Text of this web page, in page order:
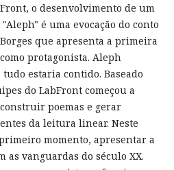
o desenvolvimento de um
é uma evocação do conto
que apresenta a primeira
protagonista. Aleph
estaria contido. Baseado
do LabFront começou a
poemas e gerar
da leitura linear. Neste
momento, apresentar a
as vanguardas do século XX.